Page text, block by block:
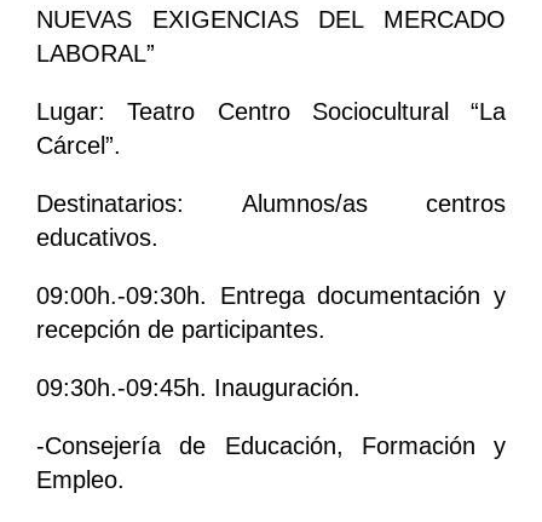
NUEVAS EXIGENCIAS DEL MERCADO
LABORAL”
Lugar: Teatro Centro Sociocultural “La
Cárcel”.
Destinatarios: Alumnos/as centros
educativos.
09:00h.-09:30h. Entrega documentación y
recepción de participantes.
09:30h.-09:45h. Inauguración.
-Consejería de Educación, Formación y
Empleo.